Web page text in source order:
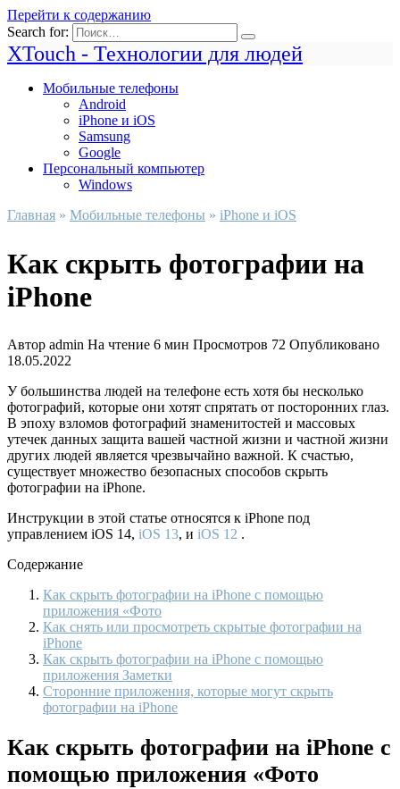
Перейти к содержанию
Search for:
XTouch - Технологии для людей
Мобильные телефоны
Android
iPhone и iOS
Samsung
Google
Персональный компьютер
Windows
Главная » Мобильные телефоны » iPhone и iOS
Как скрыть фотографии на
iPhone
Автор admin На чтение 6 мин Просмотров 72 Опубликовано
18.05.2022
У большинства людей на телефоне есть хотя бы несколько
фотографий, которые они хотят спрятать от посторонних глаз.
В эпоху взломов фотографий знаменитостей и массовых
утечек данных защита вашей частной жизни и частной жизни
других людей является чрезвычайно важной. К счастью,
существует множество безопасных способов скрыть
фотографии на iPhone.
Инструкции в этой статье относятся к iPhone под
управлением iOS 14, iOS 13, и iOS 12 .
Содержание
Как скрыть фотографии на iPhone с помощью
приложения «Фото
Как снять или просмотреть скрытые фотографии на
iPhone
Как скрыть фотографии на iPhone с помощью
приложения Заметки
Сторонние приложения, которые могут скрыть
фотографии на iPhone
Как скрыть фотографии на iPhone с
помощью приложения «Фото